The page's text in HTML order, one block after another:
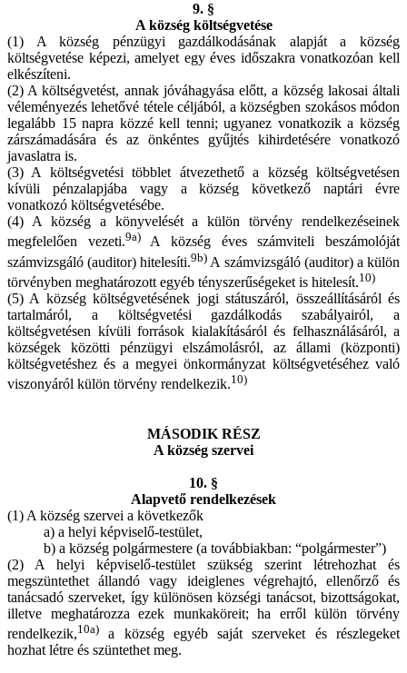
9. §
A község költségvetése
(1) A község pénzügyi gazdálkodásának alapját a község
költségvetése képezi, amelyet egy éves időszakra vonatkozóan kell
elkészíteni.
(2) A költségvetést, annak jóváhagyása előtt, a község lakosai általi
véleményezés lehetővé tétele céljából, a községben szokásos módon
legalább 15 napra közzé kell tenni; ugyanez vonatkozik a község
zárszámadására és az önkéntes gyűjtés kihirdetésére vonatkozó
javaslatra is.
(3) A költségvetési többlet átvezethető a község költségvetésen
kívüli pénzalapjába vagy a község következő naptári évre
vonatkozó költségvetésébe.
(4) A község a könyvelését a külön törvény rendelkezéseinek
megfelelően vezeti.9a)A község éves számviteli beszámolóját
számvizsgáló (auditor) hitelesíti.9b) A számvizsgáló (auditor) a külön
törvényben meghatározott egyéb tényszerűségeket is hitelesít.10)
(5) A község költségvetésének jogi státuszáról, összeállításáról és
tartalmáról, a költségvetési gazdálkodás szabályairól, a
költségvetésen kívüli források kialakításáról és felhasználásáról, a
községek közötti pénzügyi elszámolásról, az állami (központi)
költségvetéshez és a megyei önkormányzat költségvetéséhez való
viszonyáról külön törvény rendelkezik.10)
MÁSODIK RÉSZ
A község szervei
10. §
Alapvető rendelkezések
(1) A község szervei a következők
a) a helyi képviselő-testület,
b) a község polgármestere (a továbbiakban: “polgármester”)
(2) A helyi képviselő-testület szükség szerint létrehozhat és
megszüntethet állandó vagy ideiglenes végrehajtó, ellenőrző és
tanácsadó szerveket, így különösen községi tanácsot, bizottságokat,
illetve meghatározza ezek munkaköreit; ha erről külön törvény
rendelkezik,10a) a község egyéb saját szerveket és részlegeket
hozhat létre és szüntethet meg.